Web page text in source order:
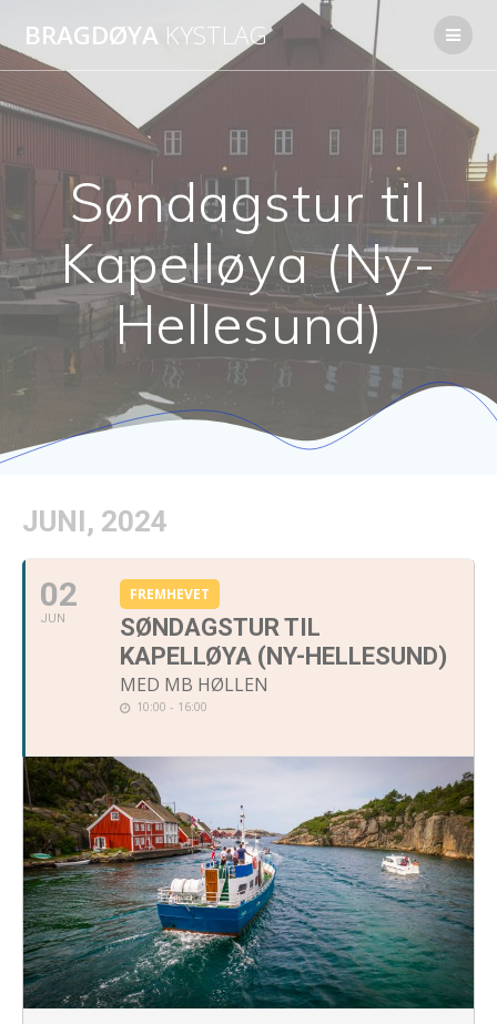
to
BRAGDØYA KYSTLAG
Søndagstur til
Kapelløya (Ny-
Hellesund)
JUNI, 2024
02
JUN
FREMHEVET
SØNDAGSTUR TIL
KAPELLØYA (NY-HELLESUND)
MED MB HØLLEN
10:00 - 16:00